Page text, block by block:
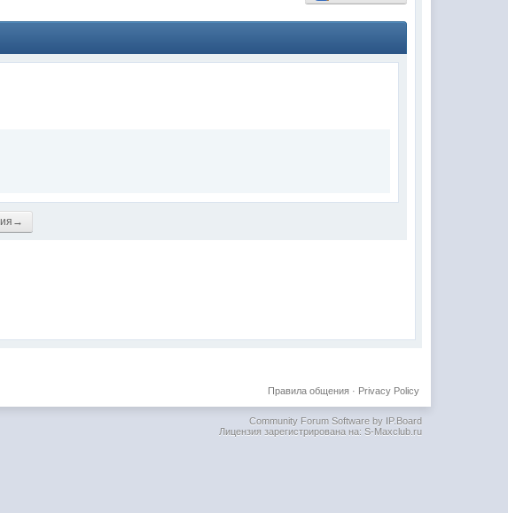
Privacy Policy
Правила общения·
Community Forum Software by IP.Board
Лицензия зарегистрирована на: S-Maxclub.ru